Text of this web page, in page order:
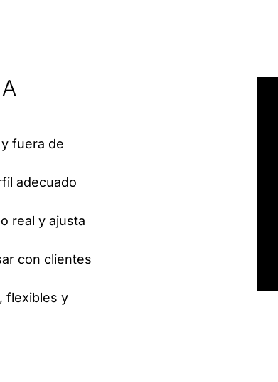
fuera de
adecuado
real y ajusta
con clientes
flexibles y